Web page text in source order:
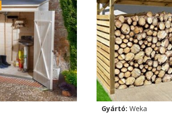
Gyártó: Weka